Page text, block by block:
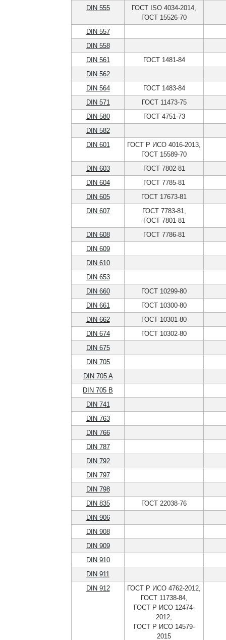
DIN 555
ГОСТ ISO 4034-2014,
ГОСТ 15526-70
DIN 557
DIN 558
DIN 561
ГОСТ 1481-84
DIN 562
DIN 564
ГОСТ 1483-84
DIN 571
ГОСТ 11473-75
DIN 580
ГОСТ 4751-73
DIN 582
DIN 601
ГОСТ Р ИСО 4016-2013,
ГОСТ 15589-70
DIN 603
ГОСТ 7802-81
DIN 604
ГОСТ 7785-81
DIN 605
ГОСТ 17673-81
DIN 607
ГОСТ 7783-81,
ГОСТ 7801-81
DIN 608
ГОСТ 7786-81
DIN 609
DIN 610
DIN 653
DIN 660
ГОСТ 10299-80
DIN 661
ГОСТ 10300-80
DIN 662
ГОСТ 10301-80
DIN 674
ГОСТ 10302-80
DIN 675
DIN 705
DIN 705 A
DIN 705 B
DIN 741
DIN 763
DIN 766
DIN 787
DIN 792
DIN 797
DIN 798
DIN 835
ГОСТ 22038-76
DIN 906
DIN 908
DIN 909
DIN 910
DIN 911
DIN 912
ГОСТ Р ИСО 4762-2012,
ГОСТ 11738-84,
ГОСТ Р ИСО 12474-
2012,
ГОСТ Р ИСО 14579-
2015